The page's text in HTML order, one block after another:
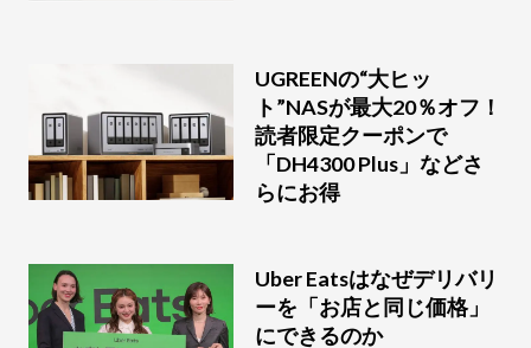
UGREENの“大ヒッ
ト”NASが最大20％オフ！
読者限定クーポンで
「DH4300 Plus」などさ
らにお得
Uber Eatsはなぜデリバリ
ーを「お店と同じ価格」
にできるのか